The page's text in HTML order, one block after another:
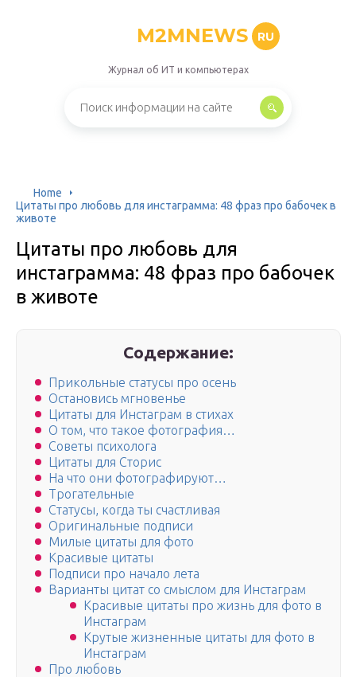
M2MNEWS RU
Журнал об ИТ и компьютерах
Home
Цитаты про любовь для инстаграмма: 48 фраз про бабочек в
животе
Цитаты про любовь для
инстаграмма: 48 фраз про бабочек
в животе
Содержание:
Прикольные статусы про осень
Остановись мгновенье
Цитаты для Инстаграм в стихах
О том, что такое фотография…
Советы психолога
Цитаты для Сторис
На что они фотографируют…
Трогательные
Статусы, когда ты счастливая
Оригинальные подписи
Милые цитаты для фото
Красивые цитаты
Подписи про начало лета
Варианты цитат со смыслом для Инстаграм
Красивые цитаты про жизнь для фото в
Инстаграм
Крутые жизненные цитаты для фото в
Инстаграм
Про любовь